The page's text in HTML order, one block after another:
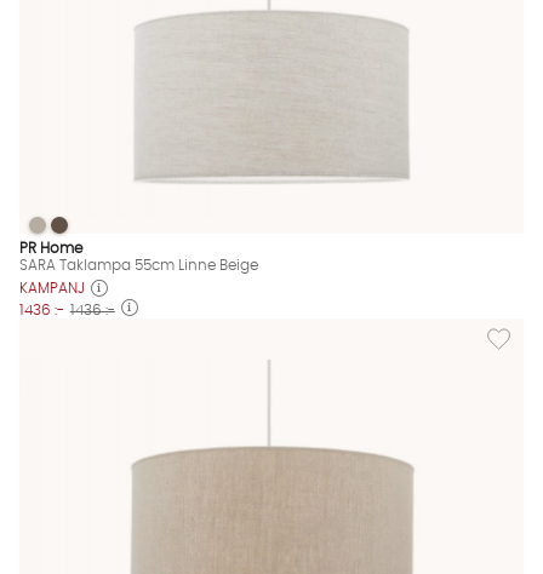
SARA Taklampa 55cm Linne Beige Finns även i dessa färger:
SARA Taklampa 55cm Linne Beige
SARA Taklampa 55cm Linne Beige
PR Home
SARA Taklampa 55cm Linne Beige
KAMPANJ
1436 :- 1436 :-
Lägg